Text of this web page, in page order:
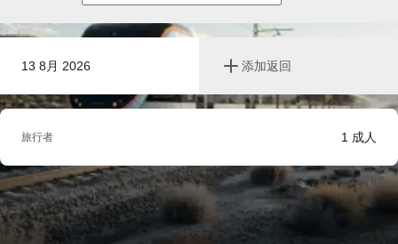
13 8月 2026 添加返回
旅行者 1 成人